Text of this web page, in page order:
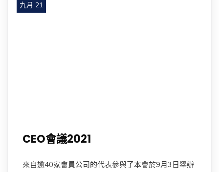
九月 21
CEO會議2021
來自逾40家會員公司的代表參與了本會於9月3日舉辦